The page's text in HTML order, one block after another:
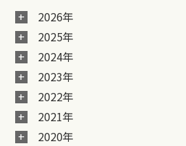
2026年
2025年
2024年
2023年
2022年
2021年
2020年